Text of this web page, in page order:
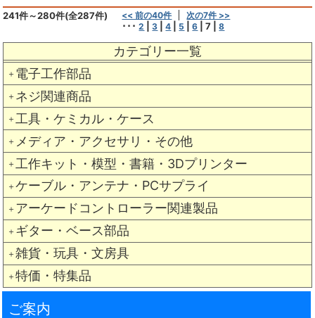
カテゴリー一覧
＋ 電子工作部品
＋ ネジ関連商品
＋ 工具・ケミカル・ケース
＋ メディア・アクセサリ・その他
＋ 工作キット・模型・書籍・3Dプリンター
＋ ケーブル・アンテナ・PCサプライ
＋ アーケードコントローラー関連製品
＋ ギター・ベース部品
＋ 雑貨・玩具・文房具
＋ 特価・特集品
241件～280件(全287件) << 前の40件 次の7件 >>
･･･2 |3 |4 5 |6 |7 |8
ご案内